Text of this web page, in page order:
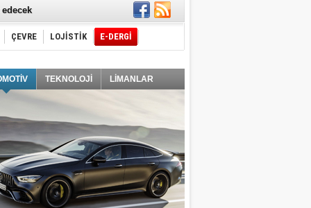
ÇEVRE LOJİSTİK E-DERGİ
TEKNOLOJİ LİMANLAR